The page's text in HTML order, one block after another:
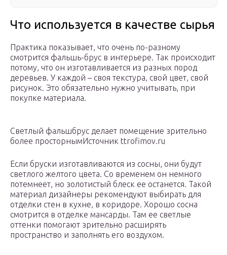
Что используется в качестве сырья
Практика показывает, что очень по-разному
смотрится фальшь-брус в интерьере. Так происходит
потому, что он изготавливается из разных пород
деревьев. У каждой – своя текстура, свой цвет, свой
рисунок. Это обязательно нужно учитывать, при
покупке материала.
Светлый фальшбрус делает помещение зрительно
более просторнымИсточник ttrofimov.ru
Если бруски изготавливаются из сосны, они будут
светлого желтого цвета. Со временем он немного
потемнеет, но золотистый блеск ее останется. Такой
материал дизайнеры рекомендуют выбирать для
отделки стен в кухне, в коридоре. Хорошо сосна
смотрится в отделке мансарды. Там ее светлые
оттенки помогают зрительно расширять
пространство и заполнять его воздухом.